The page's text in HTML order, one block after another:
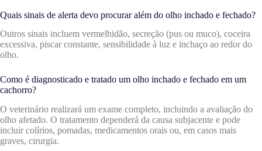
Quais sinais de alerta devo procurar além do olho inchado e fechado?
Outros sinais incluem vermelhidão, secreção (pus ou muco), coceira
excessiva, piscar constante, sensibilidade à luz e inchaço ao redor do
olho.
Como é diagnosticado e tratado um olho inchado e fechado em um
cachorro?
O veterinário realizará um exame completo, incluindo a avaliação do
olho afetado. O tratamento dependerá da causa subjacente e pode
incluir colírios, pomadas, medicamentos orais ou, em casos mais
graves, cirurgia.